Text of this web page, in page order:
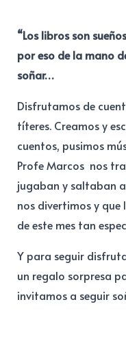
“Los libros son
por eso de la mano
soñar…
Disfrutamos de
títeres. Creamos y
cuentos, pusimos
Profe Marcos nos
jugaban y saltaban
nos divertimos y
de este mes tan
Y para seguir
un regalo sorpresa
invitamos a seguir